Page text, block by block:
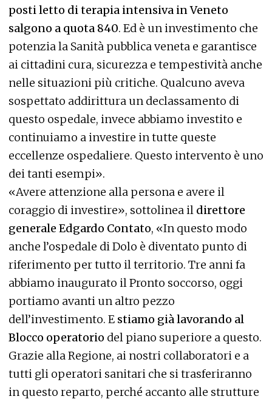
posti letto di terapia intensiva in Veneto
salgono a quota 840. Ed è un investimento che
potenzia la Sanità pubblica veneta e garantisce
ai cittadini cura, sicurezza e tempestività anche
nelle situazioni più critiche. Qualcuno aveva
sospettato addirittura un declassamento di
questo ospedale, invece abbiamo investito e
continuiamo a investire in tutte queste
eccellenze ospedaliere. Questo intervento è uno
dei tanti esempi».
«Avere attenzione alla persona e avere il
coraggio di investire», sottolinea il direttore
generale Edgardo Contato, «In questo modo
anche l’ospedale di Dolo è diventato punto di
riferimento per tutto il territorio. Tre anni fa
abbiamo inaugurato il Pronto soccorso, oggi
portiamo avanti un altro pezzo
dell’investimento. E stiamo già lavorando al
Blocco operatorio del piano superiore a questo.
Grazie alla Regione, ai nostri collaboratori e a
tutti gli operatori sanitari che si trasferiranno
in questo reparto, perché accanto alle strutture